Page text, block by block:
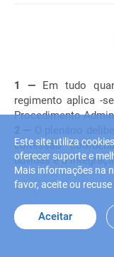
1 — Em tudo
regimento aplica -
Procedimento
comissão
dúvidas e a
Este site utiliza
oferecer suporte e
Mais informações na
favor, aceite ou
Aceitar